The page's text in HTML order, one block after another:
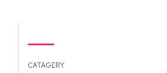
CATAGERY